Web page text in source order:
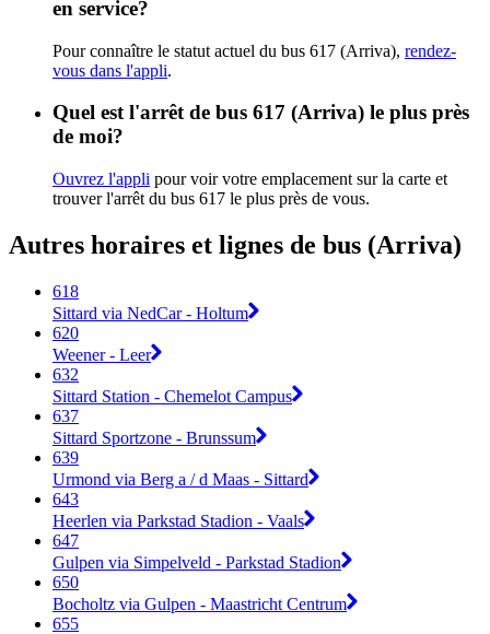
en service?
Pour connaître le statut actuel du bus 617 (Arriva), rendez-
vous dans l'appli.
Quel est l'arrêt de bus 617 (Arriva) le plus près
de moi?
Ouvrez l'appli pour voir votre emplacement sur la carte et
trouver l'arrêt du bus 617 le plus près de vous.
Autres horaires et lignes de bus (Arriva)
618
Sittard via NedCar - Holtum
620
Weener - Leer
632
Sittard Station - Chemelot Campus
637
Sittard Sportzone - Brunssum
639
Urmond via Berg a / d Maas - Sittard
643
Heerlen via Parkstad Stadion - Vaals
647
Gulpen via Simpelveld - Parkstad Stadion
650
Bocholtz via Gulpen - Maastricht Centrum
655